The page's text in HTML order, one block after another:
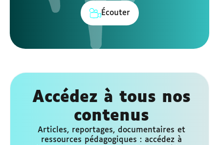
Écouter
Accédez à tous nos
contenus
Articles, reportages, documentaires et
ressources pédagogiques : accédez à